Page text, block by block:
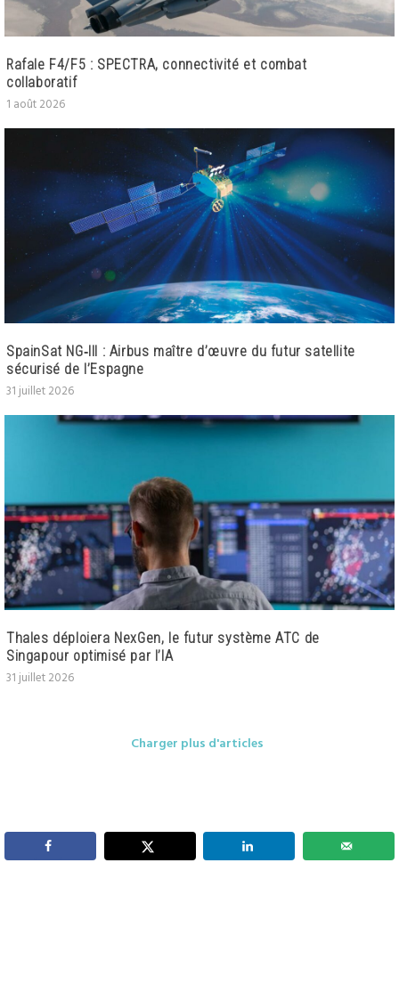
Rafale F4/F5 : SPECTRA, connectivité et combat
collaboratif
1 août 2026
SpainSat NG‑III : Airbus maître d’œuvre du futur satellite
sécurisé de l’Espagne
31 juillet 2026
Thales déploiera NexGen, le futur système ATC de
Singapour optimisé par l’IA
31 juillet 2026
Charger plus d'articles